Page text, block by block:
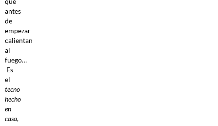
antes
de
empezar
calientan
al
fuego…
Es
el
tecno
hecho
en
casa,